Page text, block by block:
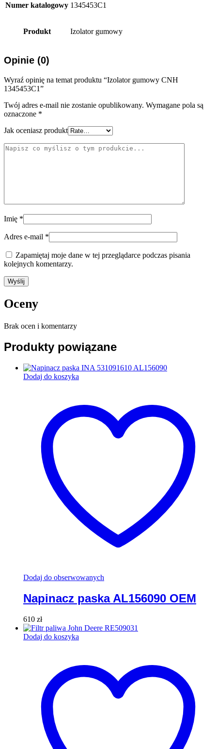
Numer katalogowy 1345453C1
Produkt Izolator gumowy
Opinie (0)
Wyraź opinię na temat produktu “Izolator gumowy CNH
1345453C1”
Twój adres e-mail nie zostanie opublikowany. Wymagane pola są
oznaczone *
Jak oceniasz produkt
Imię *
Adres e-mail *
Zapamiętaj moje dane w tej przeglądarce podczas pisania
kolejnych komentarzy.
Oceny
Brak ocen i komentarzy
Produkty powiązane
Dodaj do koszyka
Dodaj do obserwowanych
Napinacz paska AL156090 OEM
610 zł
Dodaj do koszyka